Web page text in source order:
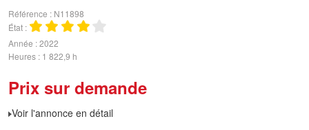
Référence
N11898
État
Année 2022
Heures 1 822,9 h
Prix sur demande
Voir l'annonce en détail